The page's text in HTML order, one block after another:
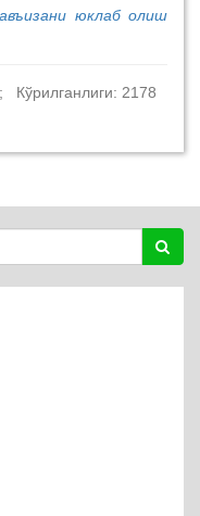
юклаб олиш
Кўрилганлиги: 2178